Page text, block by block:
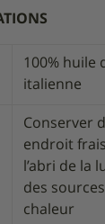
100% huile
italienne
Conserver
endroit
l’abri de la
des
chaleur